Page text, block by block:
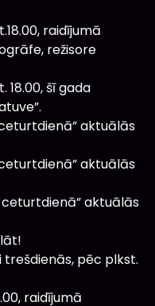
raidījumā
režisore
18.00, šī gada
aktuālās
aktuālās
ceturtdienā” aktuālās
trešdienās, pēc plkst.
raidījumā